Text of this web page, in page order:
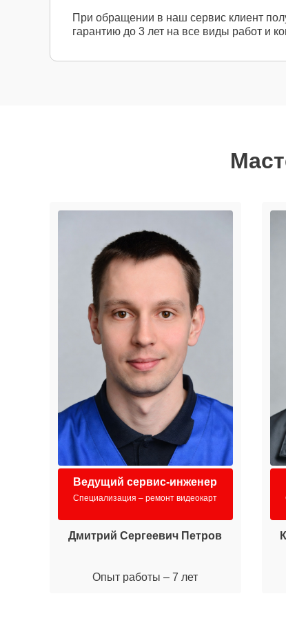
При обращении в наш сервис клиент
гарантию до 3 лет на все виды работ и
Ведущий сервис-инженер
Специализация – ремонт видеокарт
Дмитрий Сергеевич Петров
Опыт работы – 7 лет